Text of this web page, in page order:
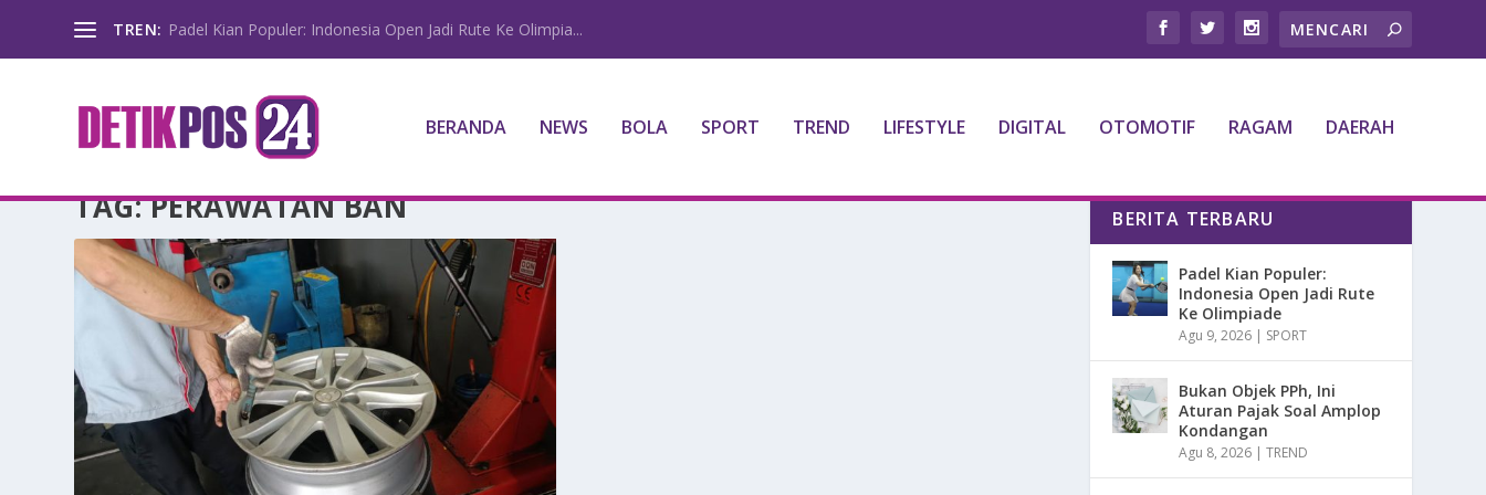
TREN: Padel Kian Populer: Indonesia Open Jadi Rute Ke Olimpia...
BERANDA NEWS BOLA SPORT TREND LIFESTYLE DIGITAL OTOMOTIF RAGAM DAERAH
TAG:PERAWATAN BAN BERITA TERBARU
Padel Kian Populer:
Indonesia Open Jadi Rute
Ke Olimpiade
Agu 9, 2026 | SPORT
Bukan Objek PPh, Ini
Aturan Pajak Soal Amplop
Kondangan
Agu 8, 2026 |TREND